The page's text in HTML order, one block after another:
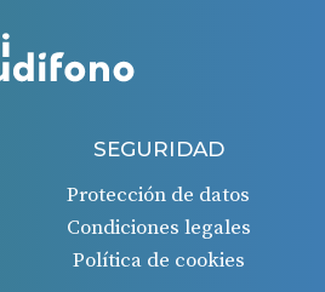
SEGURIDAD
Protección de datos
Condiciones legales
Política de cookies